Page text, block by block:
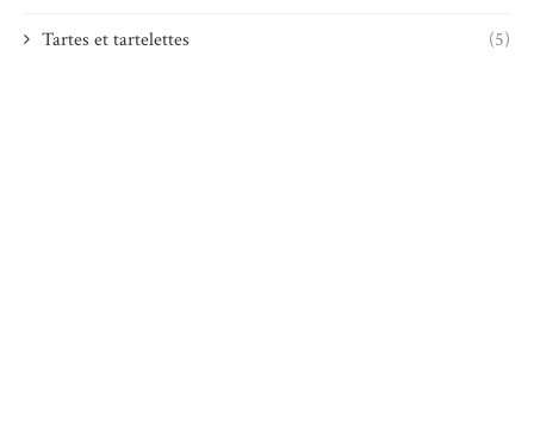
Tartes et tartelettes (5)